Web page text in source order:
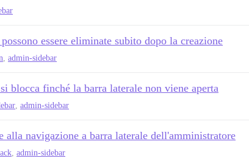
essere eliminate subito dopo la creazione
admin-sidebar
blocca finché la barra laterale non viene aperta
admin-sidebar
alla navigazione a barra laterale dell'amministratore
admin-sidebar